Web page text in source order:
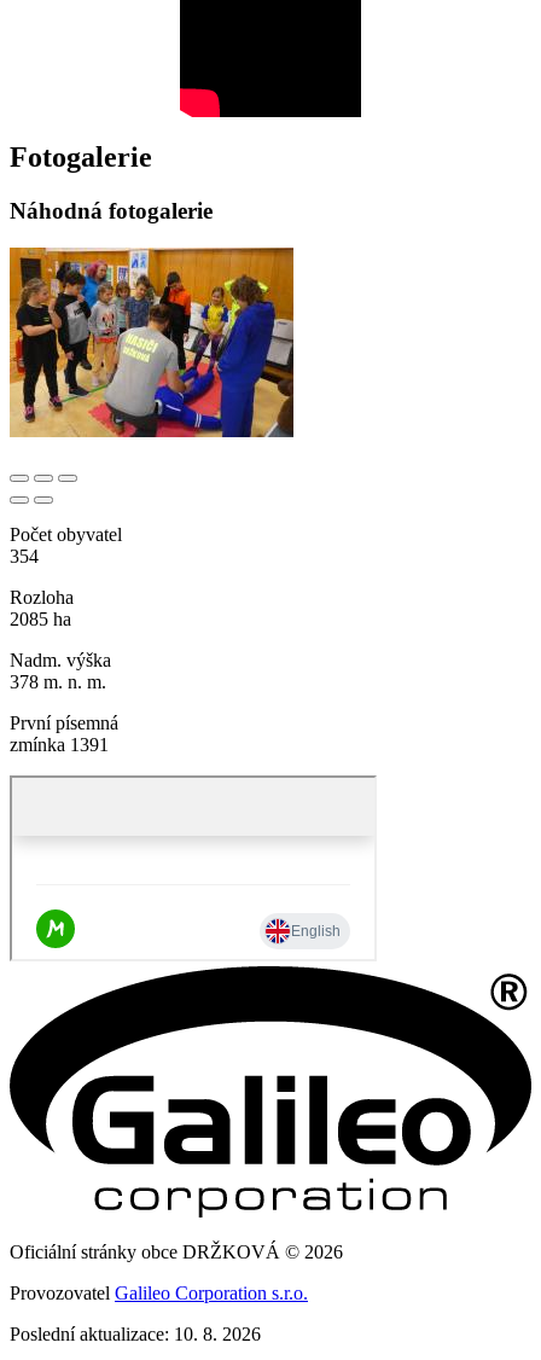
Fotogalerie
Náhodná fotogalerie
Počet obyvatel
354
Rozloha
2085 ha
Nadm. výška
378 m. n. m.
První písemná
zmínka 1391
Oficiální stránky obce DRŽKOVÁ © 2026
Provozovatel Galileo Corporation s.r.o.
Poslední aktualizace: 10. 8. 2026